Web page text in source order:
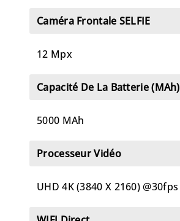
Caméra Frontale SELFIE
12 Mpx
Capacité De La Batterie (mAh)
5000 MAh
Processeur Vidéo
UHD 4K (3840 X 2160) @30fps